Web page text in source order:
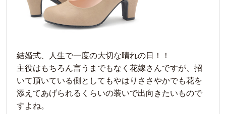
結婚式、人生で一度の大切な晴れの日！！
主役はもちろん言うまでもなく花嫁さんですが、招
いて頂いている側としてもやはりささやかでも花を
添えてあげられるくらいの装いで出向きたいもので
すよね。